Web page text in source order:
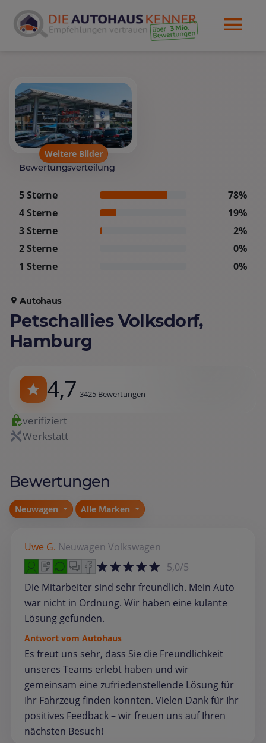
Weitere Bilder
Bewertungsverteilung
5 Sterne
78%
4 Sterne
19%
3 Sterne
2%
2 Sterne
0%
1 Sterne
0%
Autohaus
Petschallies Volksdorf,
Hamburg
4,7 3425 Bewertungen
verifiziert
Werkstatt
Bewertungen
Neuwagen Alle Marken
Uwe G. Neuwagen Volkswagen
5,0/5
Die Mitarbeiter sind sehr freundlich. Mein Auto
war nicht in Ordnung. Wir haben eine kulante
Lösung gefunden.
Antwort vom Autohaus
Es freut uns sehr, dass Sie die Freundlichkeit
unseres Teams erlebt haben und wir
gemeinsam eine zufriedenstellende Lösung für
Ihr Fahrzeug finden konnten. Vielen Dank für Ihr
positives Feedback – wir freuen uns auf Ihren
nächsten Besuch!